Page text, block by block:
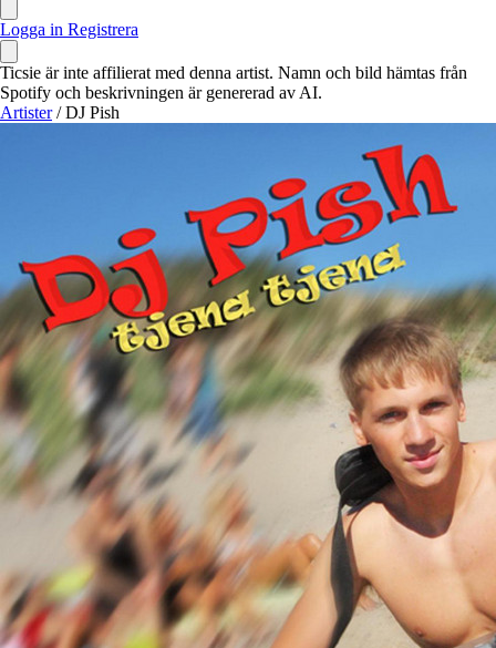
Logga in Registrera
Ticsie är inte affilierat med denna artist. Namn och bild hämtas från
Spotify och beskrivningen är genererad av AI.
Artister / DJ Pish